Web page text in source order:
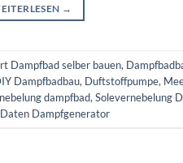
→
Dampfbad selber bauen,
Dampfbadbau, Duftstoffpumpe,
dampfbad, Solevernebelung
Dampfgenerator